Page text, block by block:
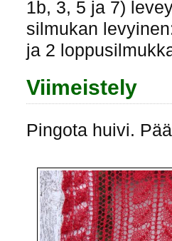
1b, 3, 5 ja 7)
silmukan
ja 2
Viimeistely
Pingota huivi.